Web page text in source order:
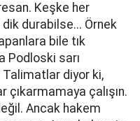
Keşke her
durabilse... Örnek
bile tık
Podloski sarı
diyor ki,
çıkarmamaya çalışın.
Ancak hakem